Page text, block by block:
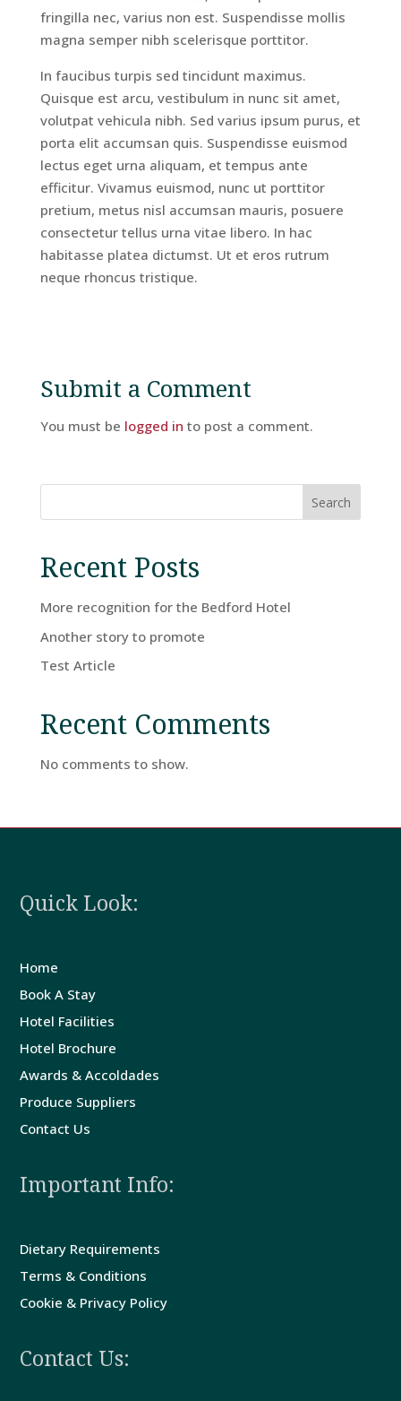
Home
Rooms
Book
A
Stay
Hotel
Guest
Contact
fringilla nec, varius non est. Suspendisse mollis
magna semper nibh scelerisque porttitor.
In faucibus turpis sed tincidunt maximus.
Quisque est arcu, vestibulum in nunc sit amet,
volutpat vehicula nibh. Sed varius ipsum purus, et
porta elit accumsan quis. Suspendisse euismod
lectus eget urna aliquam, et tempus ante
efficitur. Vivamus euismod, nunc ut porttitor
pretium, metus nisl accumsan mauris, posuere
consectetur tellus urna vitae libero. In hac
habitasse platea dictumst. Ut et eros rutrum
neque rhoncus tristique.
Submit a Comment
You must be logged in to post a comment.
Search
Recent Posts
More recognition for the Bedford Hotel
Another story to promote
Test Article
Recent Comments
No comments to show.
Quick Look:
Home
Book A Stay
Hotel Facilities
Hotel Brochure
Awards & Accoldades
Produce Suppliers
Contact Us
Important Info:
Dietary Requirements
Terms & Conditions
Cookie & Privacy Policy
Contact Us: